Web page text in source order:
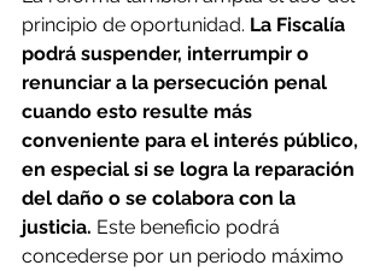
principio de oportunidad. La Fiscalía
podrá suspender, interrumpir o
renunciar a la persecución penal
cuando esto resulte más
conveniente para el interés público,
en especial si se logra la reparación
del daño o se colabora con la
justicia. Este beneficio podrá
concederse por un periodo máximo